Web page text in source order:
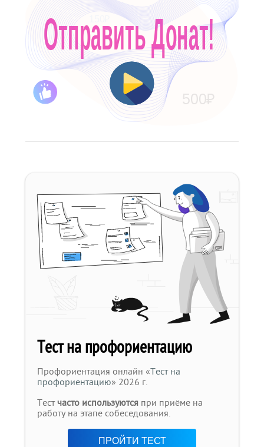
Тест на профориентацию
Профориентация онлайн «Тест на
профориентацию» 2026 г.
Тестчасто используются при приёме на
работу на этапе собеседования.
ПРОЙТИ ТЕСТ